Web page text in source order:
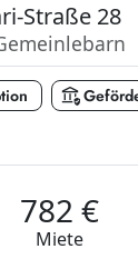
Straße 28
assured_workload
782 €
Miete